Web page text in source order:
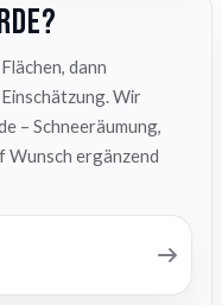
dann
Wir
– Schneeräumung,
Wunsch ergänzend